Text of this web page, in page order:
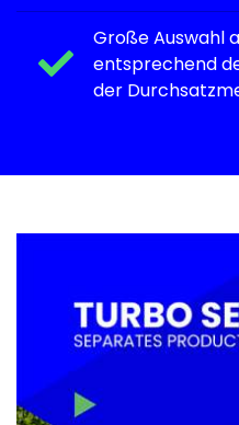
Große Auswahl
entsprechend
der